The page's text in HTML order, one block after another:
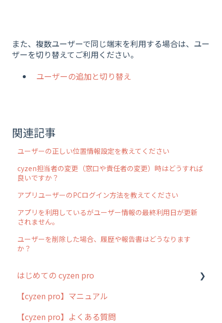
また、複数ユーザーで同じ端末を利用する場合は、ユー
ザーを切り替えてご利用ください。
ユーザーの追加と切り替え
関連記事
ユーザーの正しい位置情報設定を教えてください
cyzen担当者の変更（窓口や責任者の変更）時はどうすれば
良いですか？
アプリユーザーのPCログイン方法を教えてください
アプリを利用しているがユーザー情報の最終利用日が更新
されません。
ユーザーを削除した場合、履歴や報告書はどうなります
か？
はじめての cyzen pro
cyzen pro とは？
簡易マニュアル
【cyzen pro】マニュアル
【cyzen pro】よくある質問